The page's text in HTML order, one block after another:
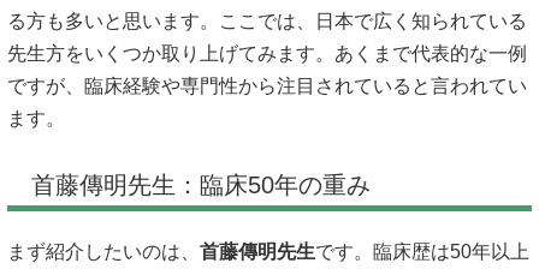
る方も多いと思います。ここでは、日本で広く知られている
先生方をいくつか取り上げてみます。あくまで代表的な一例
ですが、臨床経験や専門性から注目されていると言われてい
ます。
首藤傳明先生：臨床50年の重み
まず紹介したいのは、 首藤傳明先生です。臨床歴は50年以上